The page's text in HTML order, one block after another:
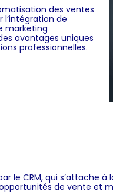
des ventes
de
marketing
avantages uniques
professionnelles.
le CRM, qui s’attache à
de vente et